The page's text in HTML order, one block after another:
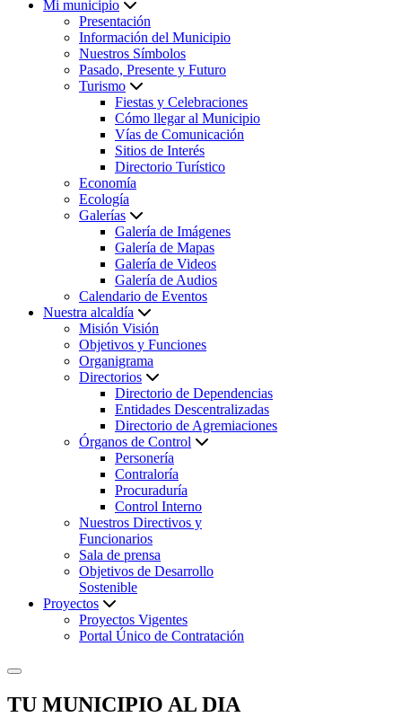
Mi municipio
Presentación
Información del Municipio
Nuestros Símbolos
Pasado, Presente y Futuro
Turismo
Fiestas y Celebraciones
Cómo llegar al Municipio
Vías de Comunicación
Sitios de Interés
Directorio Turístico
Economía
Ecología
Galerías
Galería de Imágenes
Galería de Mapas
Galería de Videos
Galería de Audios
Calendario de Eventos
Nuestra alcaldía
Misión Visión
Objetivos y Funciones
Organigrama
Directorios
Directorio de Dependencias
Entidades Descentralizadas
Directorio de Agremiaciones
Órganos de Control
Personería
Contraloría
Procuraduría
Control Interno
Nuestros Directivos y
Funcionarios
Sala de prensa
Objetivos de Desarrollo
Sostenible
Proyectos
Proyectos Vigentes
Portal Único de Contratación
TU MUNICIPIO AL DIA